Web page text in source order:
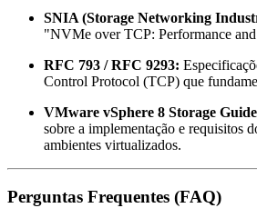
SNIA (Storage Networking
"NVMe over TCP: Performance
RFC 793 / RFC 9293:
Control Protocol (TCP) que
VMware vSphere 8 Storage
sobre a implementação e requisitos
ambientes virtualizados.
Perguntas Frequentes (FAQ)